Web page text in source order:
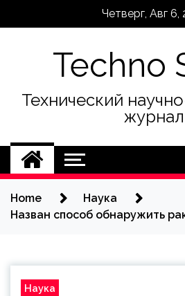
Четверг, Авг 6,
Techno
Технический
Home
Наука
Назван способ обнаружить
Наука